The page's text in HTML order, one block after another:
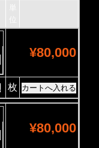
¥80,000
枚
¥80,000